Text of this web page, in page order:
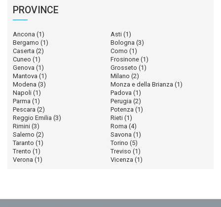
PROVINCE
Ancona (1) Asti (1)
Bergamo (1) Bologna (3)
Caserta (2) Como (1)
Cuneo (1) Frosinone (1)
Genova (1) Grosseto (1)
Mantova (1) Milano (2)
Modena (3) Monza e della Brianza (1)
Napoli (1) Padova (1)
Parma (1) Perugia (2)
Pescara (2) Potenza (1)
Reggio Emilia (3) Rieti (1)
Rimini (3) Roma (4)
Salerno (2) Savona (1)
Taranto (1) Torino (5)
Trento (1) Treviso (1)
Verona (1) Vicenza (1)